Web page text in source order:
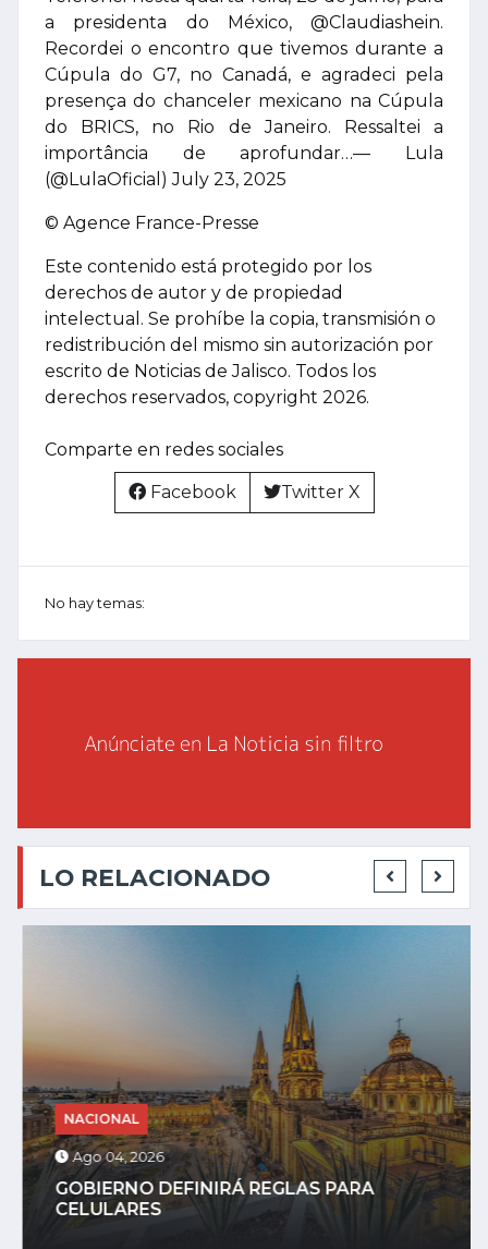
a presidenta do México, @Claudiashein.
Recordei o encontro que tivemos durante a
Cúpula do G7, no Canadá, e agradeci pela
presença do chanceler mexicano na Cúpula
do BRICS, no Rio de Janeiro. Ressaltei a
importância de aprofundar…— Lula
(@LulaOficial) July 23, 2025
© Agence France-Presse
Este contenido está protegido por los
derechos de autor y de propiedad
intelectual. Se prohíbe la copia, transmisión o
redistribución del mismo sin autorización por
escrito de Noticias de Jalisco. Todos los
derechos reservados, copyright 2026.
Comparte en redes sociales
Facebook Twitter X
No hay temas:
LO RELACIONADO
NACIONAL
Ago 04, 2026
GOBIERNO DEFINIRÁ REGLAS PARA
CELULARES